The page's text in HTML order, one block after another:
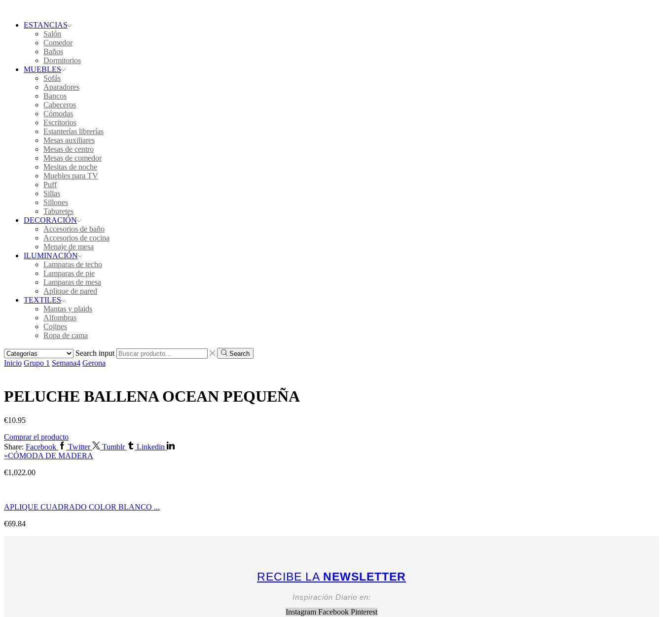
ESTANCIAS
Salón
Comedor
Baños
Dormitorios
MUEBLES
Sofás
Aparadores
Bancos
Cabeceros
Cómodas
Escritorios
Estanterías librerías
Mesas auxiliares
Mesas de centro
Mesas de comedor
Mesitas de noche
Muebles para TV
Puff
Sillas
Sillones
Taburetes
DECORACIÓN
Accesorios de baño
Accesorios de cocina
Menaje de mesa
ILUMINACIÓN
Lamparas de techo
Lamparas de pie
Lamparas de mesa
Aplique de pared
TEXTILES
Mantas y plaids
Alfombras
Cojines
Ropa de cama
Search input Search
Inicio Grupo 1 Semana4 Gerona
PELUCHE BALLENA OCEAN PEQUEÑA
€10.95
Comprar el producto
Share: Facebook Twitter Tumblr
Linkedin
«CÓMODA DE MADERA
€1,022.00
APLIQUE CUADRADO COLOR BLANCO ...
€69.84
RECIBE LA NEWSLETTER
Inspiración Diario en:
Instagram Facebook Pinterest